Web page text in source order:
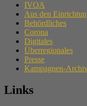
IVOA
Aus den
Behördliches
Corona
Digitales
Überregionales
Presse
Kampagnen-
Links